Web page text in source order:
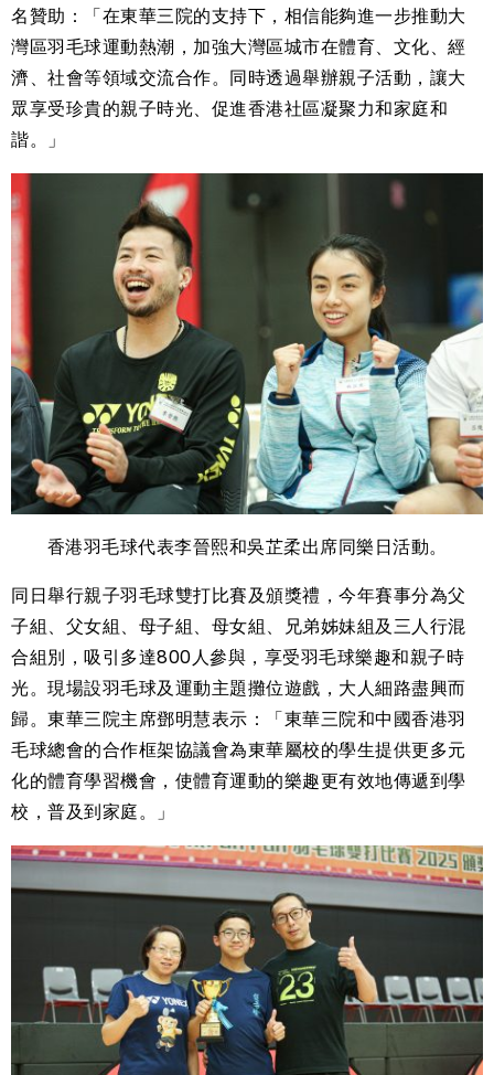
名贊助：「在東華三院的支持下，相信能夠進一步推動大
灣區羽毛球運動熱潮，加強大灣區城市在體育、文化、經
濟、社會等領域交流合作。同時透過舉辦親子活動，讓大
眾享受珍貴的親子時光、促進香港社區凝聚力和家庭和
諧。」
香港羽毛球代表李晉熙和吳芷柔出席同樂日活動。
同日舉行親子羽毛球雙打比賽及頒獎禮，今年賽事分為父
子組、父女組、母子組、母女組、兄弟姊妹組及三人行混
合組別，吸引多達800人參與，享受羽毛球樂趣和親子時
光。現場設羽毛球及運動主題攤位遊戲，大人細路盡興而
歸。東華三院主席鄧明慧表示：「東華三院和中國香港羽
毛球總會的合作框架協議會為東華屬校的學生提供更多元
化的體育學習機會，使體育運動的樂趣更有效地傳遞到學
校，普及到家庭。」